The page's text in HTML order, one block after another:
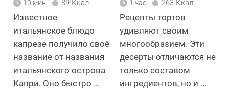
10 мин 89 Ккал
Известное
итальянское блюдо
капрезе получило своё
название от названия
итальянского острова
Капри. Оно быстро ...
1 час 263 Ккал
Рецепты тортов
удивляют своим
многообразием. Эти
десерты отличаются не
только составом
ингредиентов, но и ...